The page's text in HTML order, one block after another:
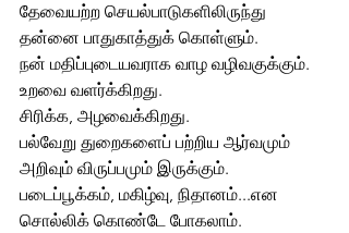
தேவையற்ற செயல்பாடுகளிலிருந்து
தன்னை பாதுகாத்துக் கொள்ளும்.
நன் மதிப்புடையவராக வாழ வழிவகுக்கும்.
உறவை வளர்க்கிறது.
சிரிக்க, அழவைக்கிறது.
பல்வேறு துறைகளைப் பற்றிய ஆர்வமும்
அறிவும் விருப்பமும் இருக்கும்.
படைப்பூக்கம், மகிழ்வு, நிதானம்...என
சொல்லிக் கொண்டே போகலாம்.